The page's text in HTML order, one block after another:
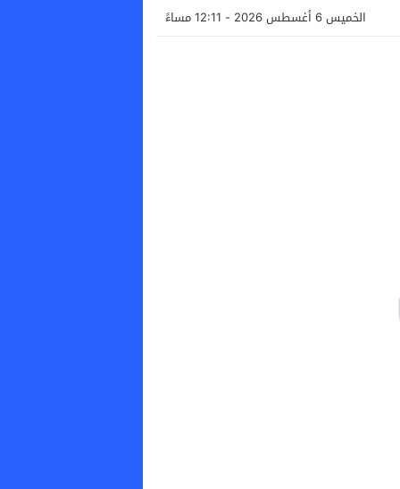
الخميس 6 أغسطس 2026 - 12:11 مساءً